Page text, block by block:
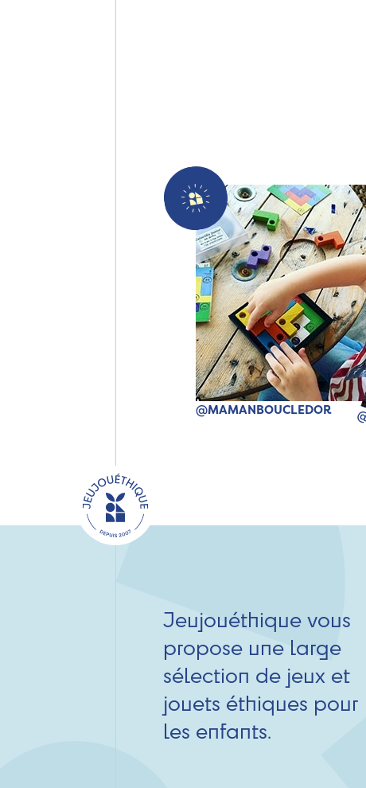
@MAMANBOUCLEDOR
Jeujouéthique vous
propose une large
sélection de jeux et
jouets éthiques pour
les enfants.